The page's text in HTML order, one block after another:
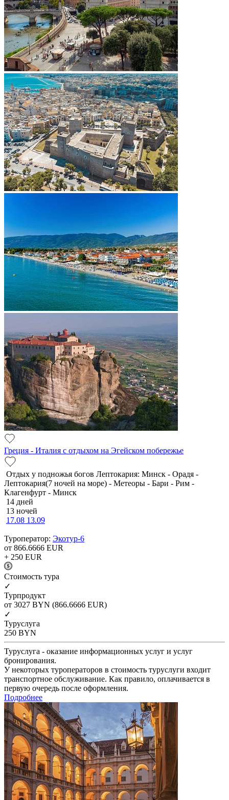
Греция - Италия с отдыхом на Эгейском побережье
Отдых у подножья богов Лептокария: Минск - Орадя -
Лептокария(7 ночей на море) - Метеоры - Бари - Рим -
Клагенфурт - Минск
14 дней
13 ночей
17.08 13.09
Туроператор: Экотур-6
от 866.6666 EUR
+ 250 EUR
Cтоимость тура
✓
Турпродукт
от 3027 BYN (866.6666 EUR)
✓
Туруслуга
250 BYN
Туруслуга - оказание информационных услуг и услуг
бронирования.
У некоторых туроператоров в стоимость туруслуги входит
транспортное обслуживание. Как правило, оплачивается в
первую очередь после оформления.
Подробнее